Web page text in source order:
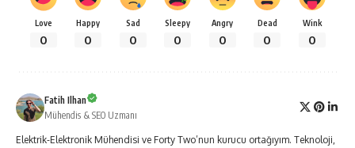
Love
0
Happy
0
Sad
0
Sleepy
0
Angry
0
Dead
0
Wink
0
Fatih Ilhan
Mühendis & SEO Uzmanı
Elektrik-Elektronik Mühendisi ve Forty Two’nun kurucu ortağıyım. Teknoloji,